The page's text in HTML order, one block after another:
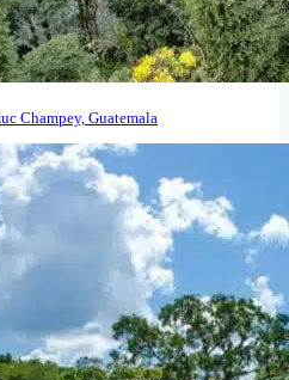
Champey, Guatemala